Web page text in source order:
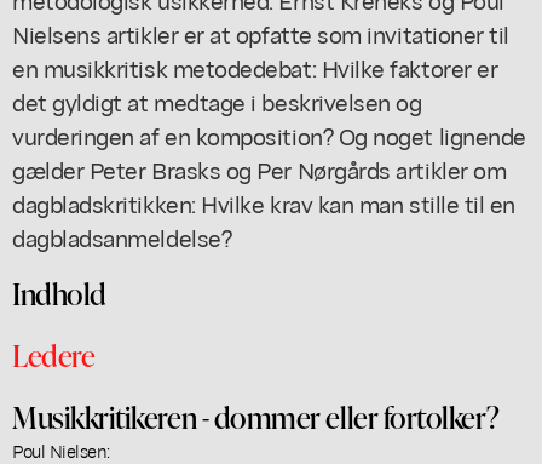
Nielsens artikler er at opfatte som invitationer til
en musikkritisk metodedebat: Hvilke faktorer er
det gyldigt at medtage i beskrivelsen og
vurderingen af en komposition? Og noget lignende
gælder Peter Brasks og Per Nørgårds artikler om
dagbladskritikken: Hvilke krav kan man stille til en
dagbladsanmeldelse?
Indhold
Ledere
Musikkritikeren - dommer eller fortolker?
Poul Nielsen: